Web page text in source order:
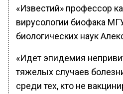
«Известий» профессор
вирусологии биофака
биологических наук
«Идет эпидемия
тяжелых случаев
среди тех, кто не